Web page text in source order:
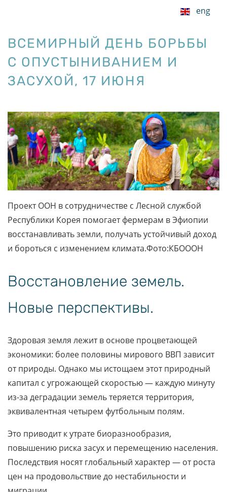
eng
ВСЕМИРНЫЙ ДЕНЬ БОРЬБЫ
С ОПУСТЫНИВАНИЕМ И
ЗАСУХОЙ, 17 ИЮНЯ
Проект ООН в сотрудничестве с Лесной службой
Республики Корея помогает фермерам в Эфиопии
восстанавливать земли, получать устойчивый доход
и бороться с изменением климата.Фото:КБОООН
Восстановление земель.
Новые перспективы.
Здоровая земля лежит в основе процветающей
экономики: более половины мирового ВВП зависит
от природы. Однако мы истощаем этот природный
капитал с угрожающей скоростью — каждую минуту
из-за деградации земель теряется территория,
эквивалентная четырем футбольным полям.
Это приводит к утрате биоразнообразия,
повышению риска засух и перемещению населения.
Последствия носят глобальный характер — от роста
цен на продовольствие до нестабильности и